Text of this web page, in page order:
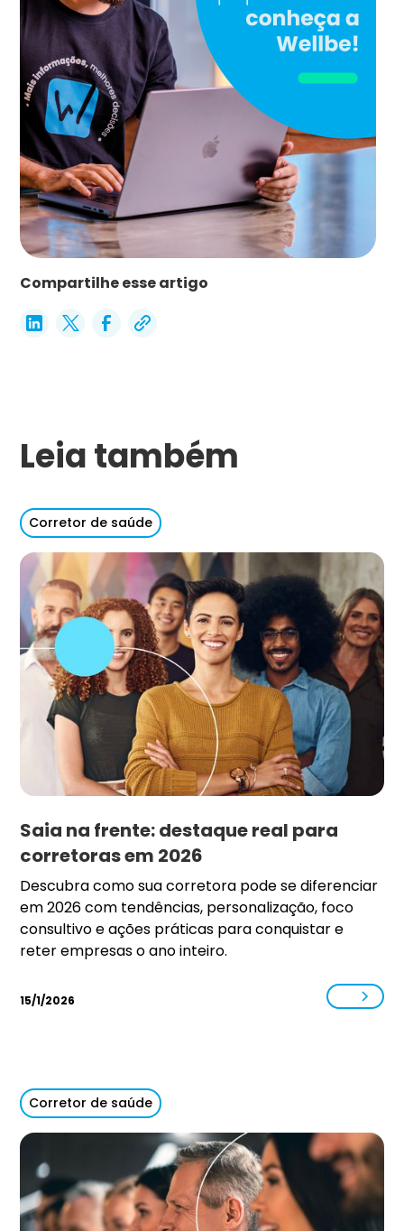
Compartilhe esse artigo
Leia também
Corretor de saúde
Saia na frente: destaque real para
corretoras em 2026
Descubra como sua corretora pode se diferenciar
em 2026 com tendências, personalização, foco
consultivo e ações práticas para conquistar e
reter empresas o ano inteiro.
15/1/2026
Corretor de saúde